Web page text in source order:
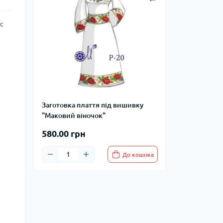
Заготовка плаття під вишивку
"Маковий віночок"
580.00 грн
До кошика